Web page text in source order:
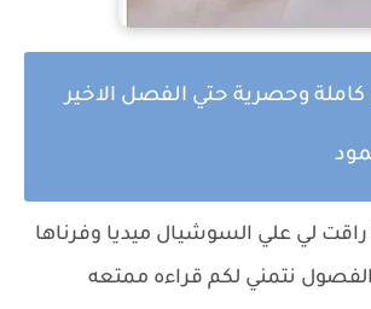
كاملة وحصرية حتي الفصل الاخير
راقت لي علي السوشيال ميديا وفرناها
نتمني لكم قراءه ممتعه